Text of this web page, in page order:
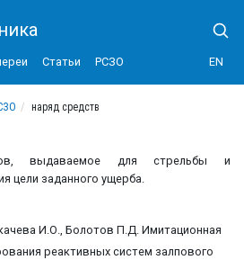
Статьи РСЗО EN
наряд средств
выдаваемое для стрельбы и
цели заданного ущерба.
И.О., Болотов П.Д. Имитационная
реактивных систем залпового